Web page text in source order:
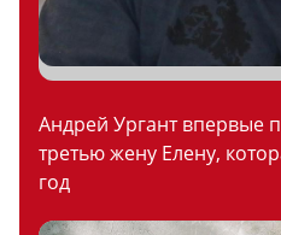
Андрей Ургант впервые
третью жену Елену,
год